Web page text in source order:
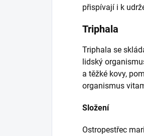
přispívají i k
Triphala
Triphala se
lidský
a těžké kovy,
organismus
Složení
Ostropestřec